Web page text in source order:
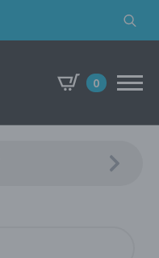
Search
0